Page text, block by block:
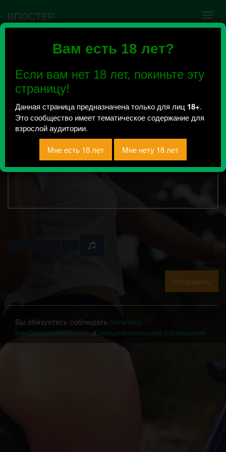
Вам есть 18 лет?
Если вам нет 18 лет, покиньте эту
страницу!
Данная страница предназначена только для лиц 18+.
Это сообщество имеет тематическое содержание для
взрослой аудитории.
ВПОСТЕР
Город Грехов 18+
Всего 1, за сегодня 0 сообщений
отправлено / Рейтинг 0.5
Текст сообщения:
Отправить
Вы обязуетесь соблюдать политику
конфиденциальности и пользовательское соглашение